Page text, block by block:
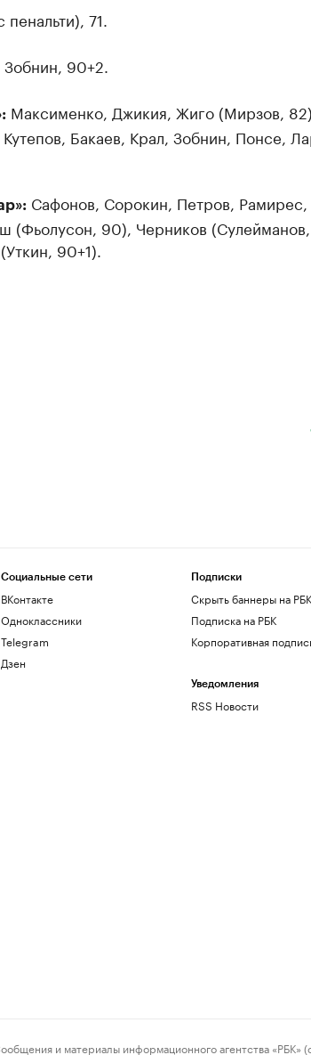
71.
90+2.
Максименко, Джикия, Жиго (Мирзов,
Бакаев, Крал, Зобнин, Понсе,
Сафонов, Сорокин, Петров, Рамирес,
(Фьолусон, 90), Черников
90+1).
Социальные сети
ВКонтакте
Одноклассники
Telegram
Дзен
Подписки
Скрыть баннеры на РБК
Подписка на РБК
Корпоративная
Уведомления
RSS Новости
и материалы информационного агентства «РБК»